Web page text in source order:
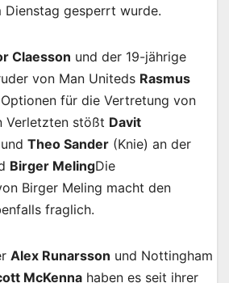
Dienstag gesperrt wurde.
Claesson und der 19-jährige
von Man Uniteds Rasmus
für die Vertretung von
Verletzten stößt Davit
Theo Sander (Knie) an der
Birger MelingDie
Birger Meling macht den
fraglich.
Alex Runarsson und Nottingham
McKenna haben es seit ihrer